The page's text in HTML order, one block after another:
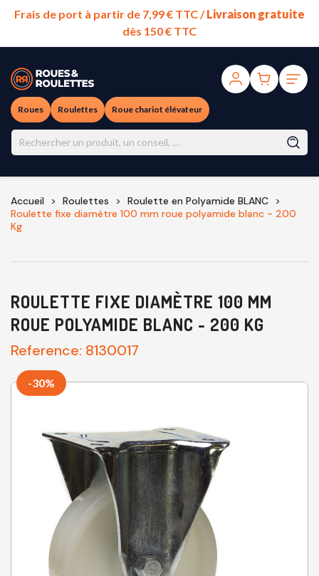
Frais de port à partir de 7,99 € TTC /Livraison gratuite
dès 150 € TTC
Roues Roulettes Roue chariot élévateur
Accueil Roulettes
Roulette en Polyamide BLANC
Roulette fixe diamètre 100 mm roue polyamide blanc - 200
Kg
ROULETTE FIXE DIAMÈTRE 100 MM
ROUE POLYAMIDE BLANC - 200 KG
Reference: 8130017
-30%